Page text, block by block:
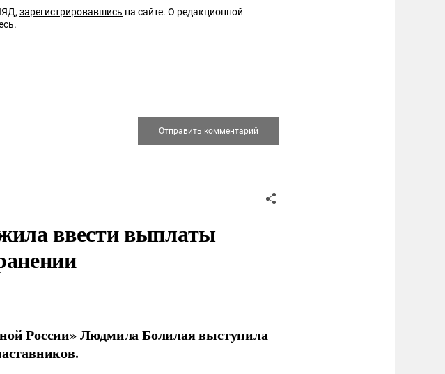
зарегистрировавшись на сайте. О редакционной
.
ввести выплаты
России» Людмила Болилая выступила